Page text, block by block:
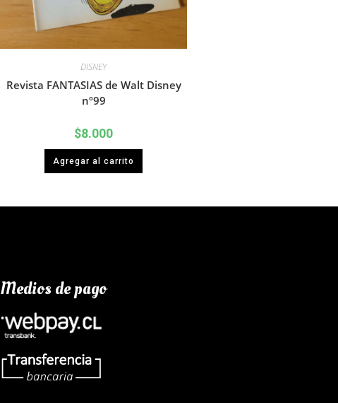
DISNEY
Revista FANTASIAS de Walt Disney
nº99
$8.000
Agregar al carrito
Medios de pago